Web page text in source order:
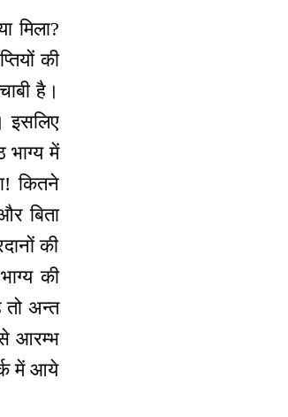
मिला?
की
है।
इसलिए
भाग्य में
कितने
बिता
की
की
तो अन्त
से आरम्भ
में आये